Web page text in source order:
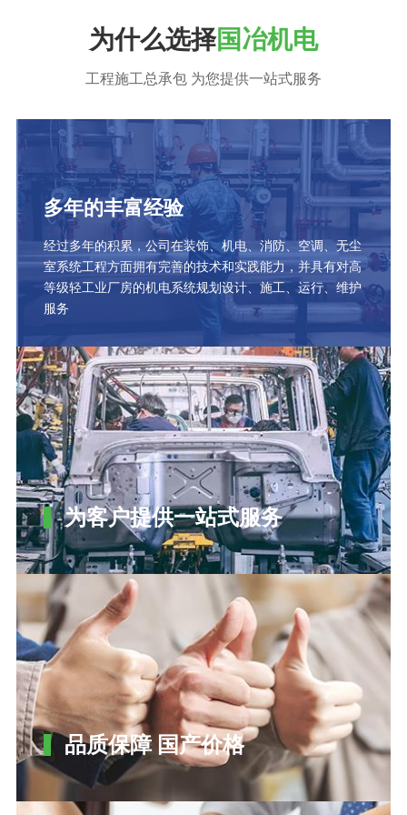
为什么选择国冶机电
工程施工总承包 为您提供一站式服务
多年的丰富经验
经过多年的积累，公司在装饰、机电、消防、空调、无尘
室系统工程方面拥有完善的技术和实践能力，并具有对高
等级轻工业厂房的机电系统规划设计、施工、运行、维护
服务
为客户提供一站式服务
品质保障 国产价格